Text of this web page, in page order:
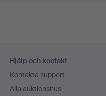
Hjälp och kontakt
Kontakta support
Alla auktionshus